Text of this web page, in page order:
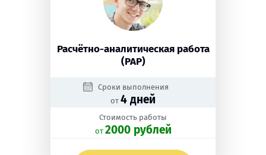
Расчётно-аналитическая работа
(РАР)
Сроки выполнения
от 4 дней
Стоимость работы
oт 2000 рублей